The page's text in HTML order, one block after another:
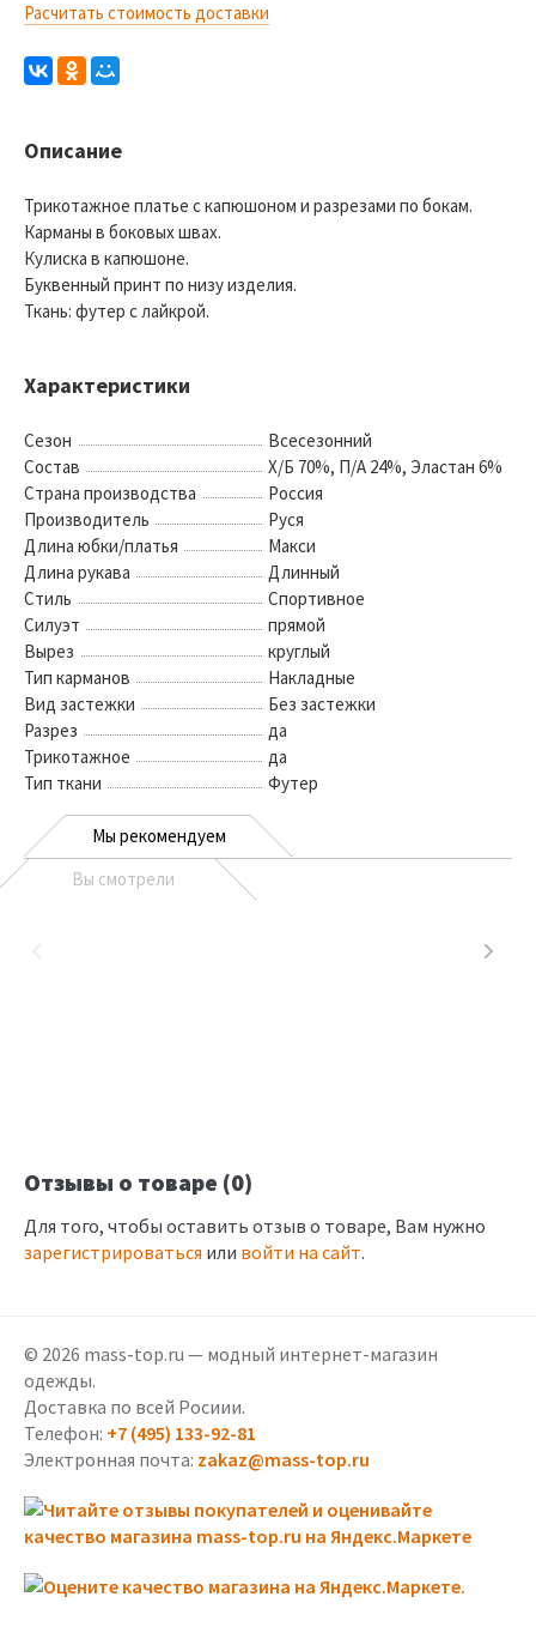
Расчитать стоимость доставки
Описание
Трикотажное платье с капюшоном и разрезами по бокам.
Карманы в боковых швах.
Кулиска в капюшоне.
Буквенный принт по низу изделия.
Ткань: футер с лайкрой.
Характеристики
Сезон
Всесезонний
Состав
Х/Б 70%, П/А 24%, Эластан 6%
Страна производства
Россия
Производитель
Руся
Длина юбки/платья
Макси
Длина рукава
Длинный
Стиль
Спортивное
Силуэт
прямой
Вырез
круглый
Тип карманов
Накладные
Вид застежки
Без застежки
Разрез
да
Трикотажное
да
Тип ткани
Футер
Мы рекомендуем
Вы смотрели
Отзывы о товаре (0)
Для того, чтобы оставить отзыв о товаре, Вам нужно
зарегистрироваться или войти на сайт.
© 2026 mass-top.ru — модный интернет-магазин
одежды.
Доставка по всей Росиии.
Телефон: +7 (495) 133-92-81
Электронная почта: zakaz@mass-top.ru